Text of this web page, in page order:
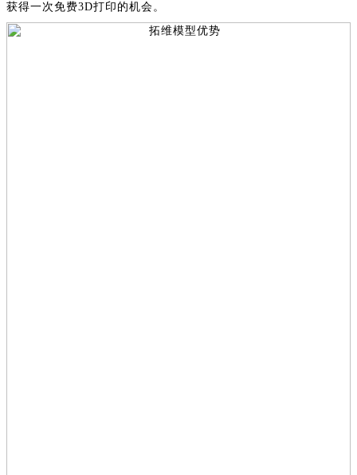
获得一次免费3D打印的机会。